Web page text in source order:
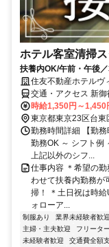
ホテル客室清掃
扶養内OK/午前・午後
住友不動産ホテル
交通・アクセス 新御
徒歩10分
時給1,350円～1,450
東京都東京23区台東
勤務時間詳細 【勤
勤務OK ～ シフト例
上記以外のシフ...
仕事内容 ＊希望の
わせて扶養内勤務が
掃！ ＊土日祝は時
ォローア...
制服あり 業界未経験者歓迎
主婦・主夫歓迎
フリータ
未経験者歓迎
交通費全額